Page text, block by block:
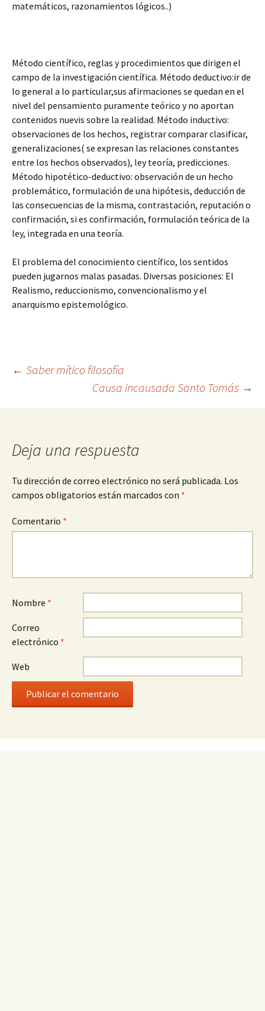
matemáticos, razonamientos lógicos..)
Método científico, reglas y procedimientos que dirigen el
campo de la investigación científica. Método deductivo:ir de
lo general a lo particular,sus afirmaciones se quedan en el
nivel del pensamiento puramente teórico y no aportan
contenidos nuevis sobre la realidad. Método inductivo:
observaciones de los hechos, registrar comparar clasificar,
generalizaciones( se expresan las relaciones constantes
entre los hechos observados), ley teoría, predicciones.
Método hipotético-deductivo: observación de un hecho
problemático, formulación de una hipótesis, deducción de
las consecuencias de la misma, contrastación, reputación o
confirmación, si es confirmación, formulación teórica de la
ley, integrada en una teoría.
El problema del conocimiento científico, los sentidos
pueden jugarnos malas pasadas. Diversas posiciones: El
Realismo, reduccionismo, convencionalismo y el
anarquismo epistemológico.
Navegación
de
entradas
← Saber mítico filosofía
Causa incausada Santo Tomás →
Deja una respuesta
Tu dirección de correo electrónico no será publicada. Los
campos obligatorios están marcados con *
Comentario *
Nombre *
Correo
electrónico *
Web